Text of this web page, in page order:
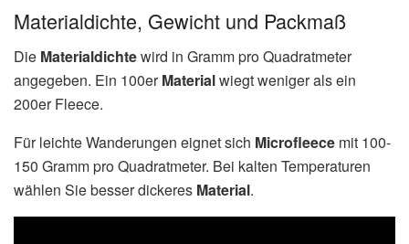
Materialdichte, Gewicht und Packmaß
Die Materialdichtewird in Gramm pro Quadratmeter
angegeben. Ein 100erMaterialwiegt weniger als ein
200er Fleece.
Für leichte Wanderungen eignet sich Microfleece mit 100-
150 Gramm pro Quadratmeter. Bei kalten Temperaturen
wählen Sie besser dickeres Material.